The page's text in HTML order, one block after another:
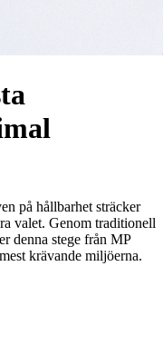
på hållbarhet sträcker
valet. Genom traditionell
denna stege från MP
krävande miljöerna.